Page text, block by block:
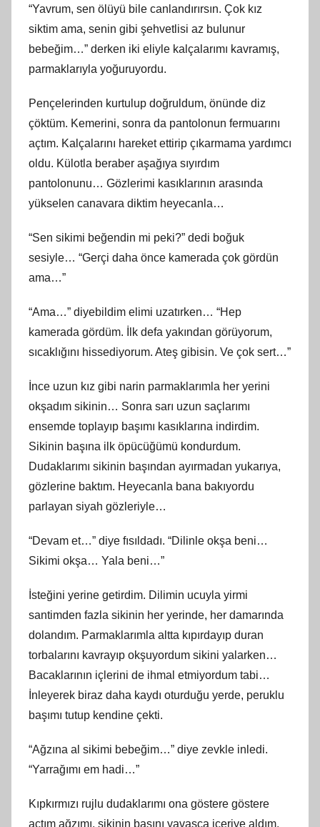
“Yavrum, sen ölüyü bile canlandırırsın. Çok kız
siktim ama, senin gibi şehvetlisi az bulunur
bebeğim…” derken iki eliyle kalçalarımı kavramış,
parmaklarıyla yoğuruyordu.
Pençelerinden kurtulup doğruldum, önünde diz
çöktüm. Kemerini, sonra da pantolonun fermuarını
açtım. Kalçalarını hareket ettirip çıkarmama yardımcı
oldu. Külotla beraber aşağıya sıyırdım
pantolonunu… Gözlerimi kasıklarının arasında
yükselen canavara diktim heyecanla…
“Sen sikimi beğendin mi peki?” dedi boğuk
sesiyle… “Gerçi daha önce kamerada çok gördün
ama…”
“Ama…” diyebildim elimi uzatırken… “Hep
kamerada gördüm. İlk defa yakından görüyorum,
sıcaklığını hissediyorum. Ateş gibisin. Ve çok sert…”
İnce uzun kız gibi narin parmaklarımla her yerini
okşadım sikinin… Sonra sarı uzun saçlarımı
ensemde toplayıp başımı kasıklarına indirdim.
Sikinin başına ilk öpücüğümü kondurdum.
Dudaklarımı sikinin başından ayırmadan yukarıya,
gözlerine baktım. Heyecanla bana bakıyordu
parlayan siyah gözleriyle…
“Devam et…” diye fısıldadı. “Dilinle okşa beni…
Sikimi okşa… Yala beni…”
İsteğini yerine getirdim. Dilimin ucuyla yirmi
santimden fazla sikinin her yerinde, her damarında
dolandım. Parmaklarımla altta kıpırdayıp duran
torbalarını kavrayıp okşuyordum sikini yalarken…
Bacaklarının içlerini de ihmal etmiyordum tabi…
İnleyerek biraz daha kaydı oturduğu yerde, peruklu
başımı tutup kendine çekti.
“Ağzına al sikimi bebeğim…” diye zevkle inledi.
“Yarrağımı em hadi…”
Kıpkırmızı rujlu dudaklarımı ona göstere göstere
açtım ağzımı, sikinin başını yavaşça içeriye aldım.